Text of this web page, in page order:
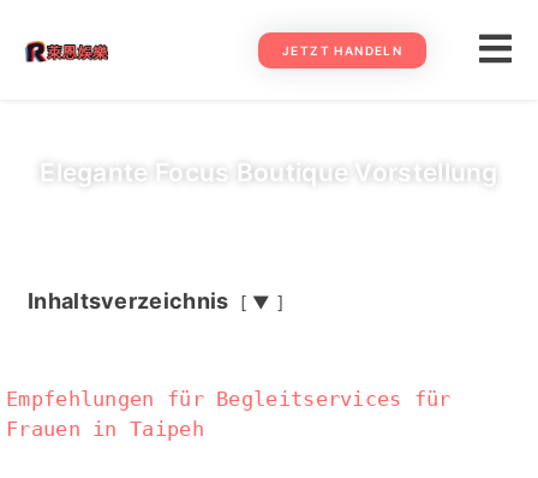
JETZT HANDELN
Elegante Focus Boutique Vorstellung
Inhaltsverzeichnis ▼
Empfehlungen für Begleitservices für
Frauen in Taipeh